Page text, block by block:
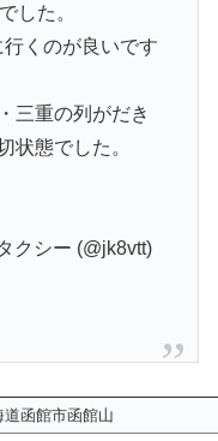
した。
くのが良いです
三重の列がだき
状態でした。
シー (@jk8vtt)
道函館市函館山